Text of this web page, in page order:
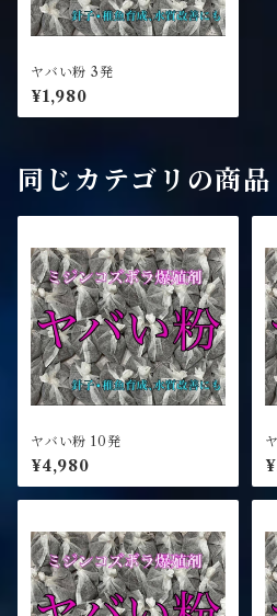
ヤバい粉 3発
¥1,980
同じカテゴリの商品
ヤバい粉 10発
¥4,980